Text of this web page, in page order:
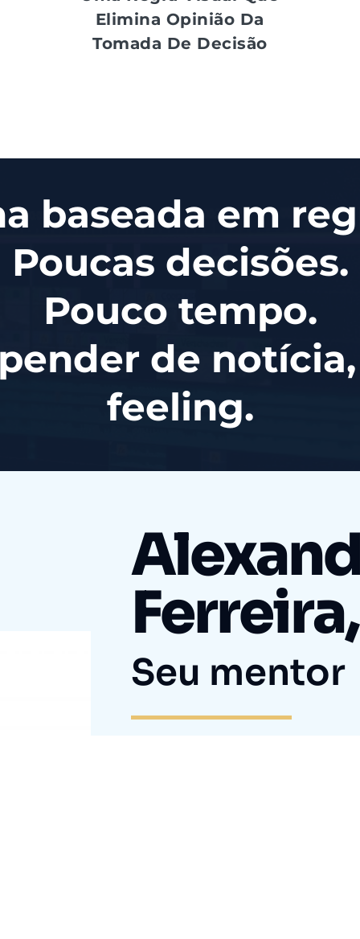
Elimina Opinião Da
Tomada De Decisão
baseada em
Poucas decisões.
Pouco tempo.
de
feeling.
Ferreira,
Seu mentor